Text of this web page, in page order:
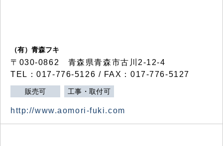
（有）青森フキ
〒030-0862 青森県青森市古川2-12-4
TEL：017-776-5126 / FAX：017-776-5127
販売可 工事・取付可
http://www.aomori-fuki.com